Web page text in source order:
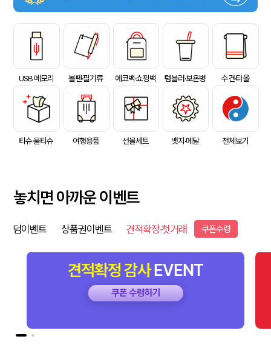
USB 메모리 볼펜·필기류 에코백·쇼핑백 텀블러·보온병 수건·타올
티슈·물티슈 여행용품 선물세트 뱃지·메달 전체보기
놓치면 아까운 이벤트
덤이벤트 상품권이벤트 견적확정·첫거래 쿠폰수령
견적확정감사EVENT
쿠폰 수령하기